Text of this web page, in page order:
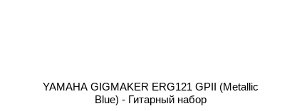
YAMAHA GIGMAKER ERG121 GPII (Metallic
Blue) - Гитарный набор